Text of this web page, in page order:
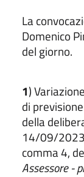
La
Domenico
del giorno.
1)
di
della
14/09/
comma 4,
Assessore -